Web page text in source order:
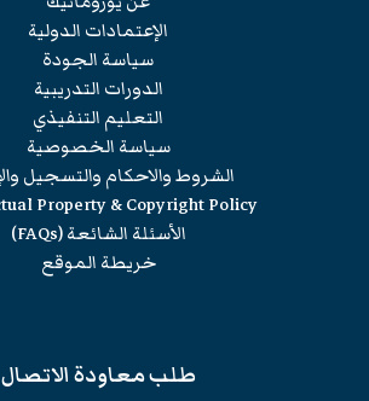
الإعتمادات الدولية
سياسة الجودة
الدورات التدريبية
التعليم التنفيذي
سياسة الخصوصية
الشروط والاحكام والتسجيل
Property & Copyright Policy
الأسئلة الشائعة (FAQs)
خريطة الموقع
طلب معاودة الاتصال